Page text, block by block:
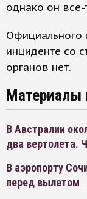
однако он все-
Официального
инциденте со
органов нет.
Материалы
В Австралии
два вертолета.
В аэропорту
перед вылетом